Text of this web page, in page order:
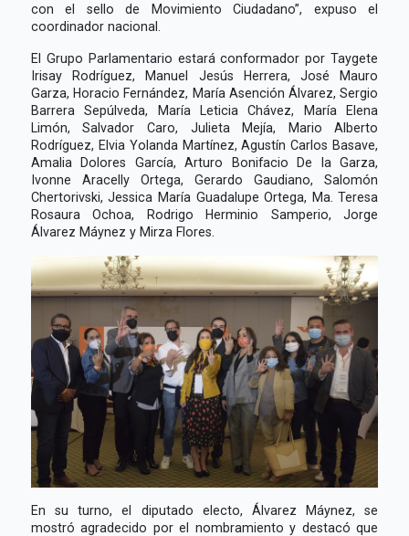
con el sello de Movimiento Ciudadano”, expuso el
coordinador nacional.
El Grupo Parlamentario estará conformador por Taygete
Irisay Rodríguez, Manuel Jesús Herrera, José Mauro
Garza, Horacio Fernández, María Asención Álvarez, Sergio
Barrera Sepúlveda, María Leticia Chávez, María Elena
Limón, Salvador Caro, Julieta Mejía, Mario Alberto
Rodríguez, Elvia Yolanda Martínez, Agustín Carlos Basave,
Amalia Dolores García, Arturo Bonifacio De la Garza,
Ivonne Aracelly Ortega, Gerardo Gaudiano, Salomón
Chertorivski, Jessica María Guadalupe Ortega, Ma. Teresa
Rosaura Ochoa, Rodrigo Herminio Samperio, Jorge
Álvarez Máynez y Mirza Flores.
En su turno, el diputado electo, Álvarez Máynez, se
mostró agradecido por el nombramiento y destacó que